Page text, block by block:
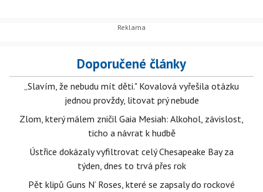
Doporučené články
„Slavím, že nebudu mít děti." Kovalová vyřešila otázku
jednou provždy, litovat prý nebude
Zlom, který málem zničil Gaia Mesiah: Alkohol, závislost,
ticho a návrat k hudbě
Ústřice dokázaly vyfiltrovat celý Chesapeake Bay za
týden, dnes to trvá přes rok
Pět klipů Guns N‘ Roses, které se zapsaly do rockové